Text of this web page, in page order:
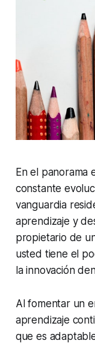
En el panorama
constante
vanguardia
aprendizaje y
propietario de
usted tiene el
la innovación
Al fomentar un
aprendizaje
que es